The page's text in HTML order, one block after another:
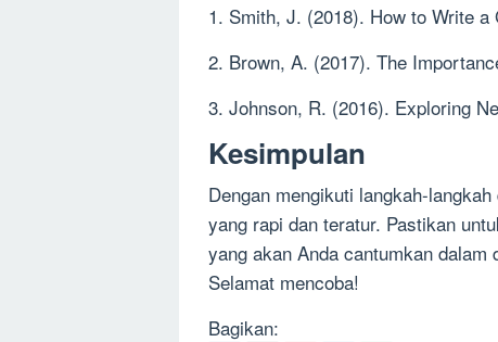
1. Smith, J. (2018). How to Write
2. Brown, A. (2017). The
3. Johnson, R. (2016). Exploring
Kesimpulan
Dengan mengikuti langkah-
yang rapi dan teratur. Pastikan
yang akan Anda cantumkan
Selamat mencoba!
Bagikan: